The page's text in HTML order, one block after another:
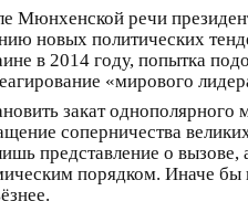
Мюнхенской речи
новых политических
в 2014 году, попытка
«мирового
закат
соперничества
представление о
порядком. Иначе